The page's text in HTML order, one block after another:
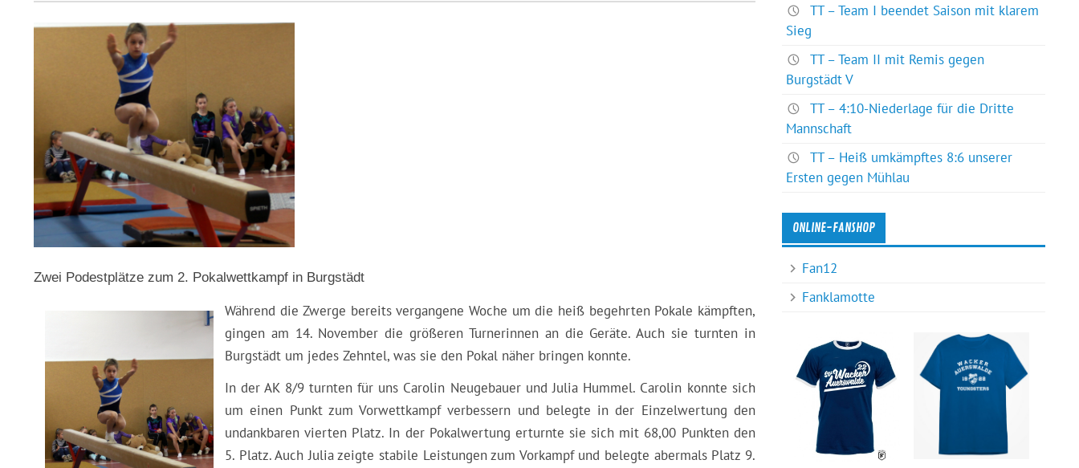
Zwei Podestplätze zum 2. Pokalwettkampf in Burgstädt
Während die Zwerge bereits vergangene Woche um die heiß begehrten Pokale kämpften,
gingen am 14. November die größeren Turnerinnen an die Geräte. Auch sie turnten in
Burgstädt um jedes Zehntel, was sie den Pokal näher bringen konnte.
In der AK 8/9 turnten für uns Carolin Neugebauer und Julia Hummel. Carolin konnte sich
um einen Punkt zum Vorwettkampf verbessern und belegte in der Einzelwertung den
undankbaren vierten Platz. In der Pokalwertung erturnte sie sich mit 68,00 Punkten den
5. Platz. Auch Julia zeigte stabile Leistungen zum Vorkampf und belegte abermals Platz 9.
TT – Team I beendet Saison mit klarem
Sieg
TT – Team II mit Remis gegen
Burgstädt V
TT – 4:10-Niederlage für die Dritte
Mannschaft
TT – Heiß umkämpftes 8:6 unserer
Ersten gegen Mühlau
ONLINE-FANSHOP
Fan12
Fanklamotte